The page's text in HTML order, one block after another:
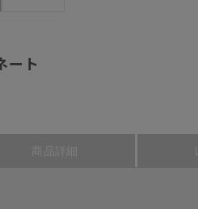
ート
商品詳細